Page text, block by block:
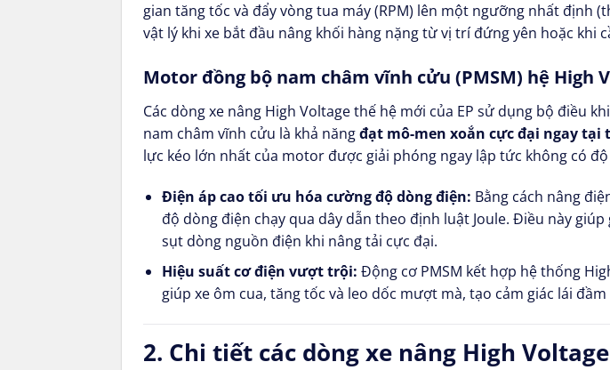
gian tăng tốc và đẩy vòng tua máy (RPM) lên một ngưỡng nhất định
vật lý khi xe bắt đầu nâng khối hàng nặng từ vị trí đứng yên hoặc khi
Motor đồng bộ nam châm vĩnh cửu (PMSM) hệ High
Các dòng xe nâng High Voltage thế hệ mới của EP sử dụng bộ điều
nam châm vĩnh cửu là khả năngđạt mô-men xoắn cực đại ngay tại
lực kéo lớn nhất của motor được giải phóng ngay lập tức không có
Điện áp cao tối ưu hóa cường độ dòng điện: Bằng cách nâng
độ dòng điện chạy qua dây dẫn theo định luật Joule. Điều này
sụt dòng nguồn điện khi nâng tải cực đại.
Hiệu suất cơ điện vượt trội: Động cơ PMSM kết hợp hệ thống
giúp xe ôm cua, tăng tốc và leo dốc mượt mà, tạo cảm giác lái
2. Chi tiết các dòng xe nâng High